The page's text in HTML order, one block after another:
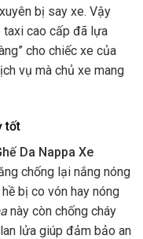
bị say xe. Vậy
taxi cao cấp đã lựa
cho chiếc xe của
vụ mà chủ xe mang
tốt
Da Nappa Xe
chống lại nắng nóng
bị co vón hay nóng
này còn chống cháy
lửa giúp đảm bảo an